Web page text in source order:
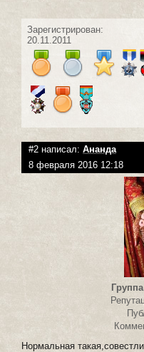
Зарегистрирован:
20.11.2011
#2 написал: Ананда
8 февраля 2016 12:18
Группа
Нормальная